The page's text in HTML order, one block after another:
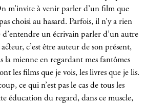
m’invite à venir parler d’un film que
choisi au hasard. Parfois, il n’y a rien
d’entendre un écrivain parler d’un autre
c’est être auteur de son présent,
la mienne en regardant mes fantômes
les films que je vois, les livres que je lis.
ce qui n’est pas le cas de tous les
éducation du regard, dans ce muscle,